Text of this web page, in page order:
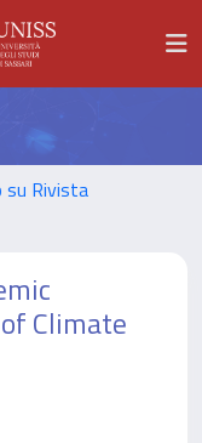
su Rivista
Climate